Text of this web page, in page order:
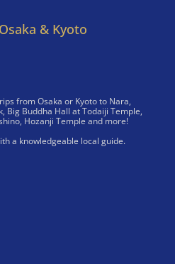
& Kyoto
from Osaka or Kyoto to Nara,
Big Buddha Hall at Todaiji Temple,
Hozanji Temple and more!
a knowledgeable local guide.